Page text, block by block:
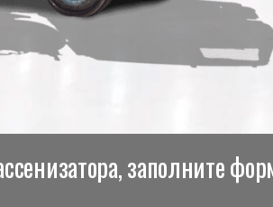
заполните